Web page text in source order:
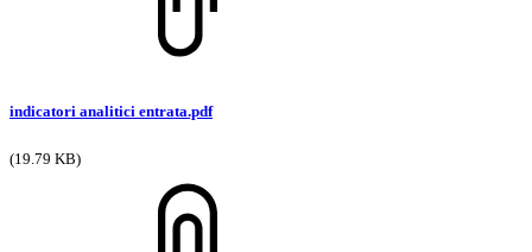
indicatori analitici entrata.pdf
(19.79 KB)